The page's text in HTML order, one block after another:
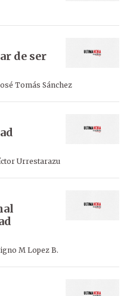
de ser
Tomás Sánchez
Urrestarazu
M Lopez B.